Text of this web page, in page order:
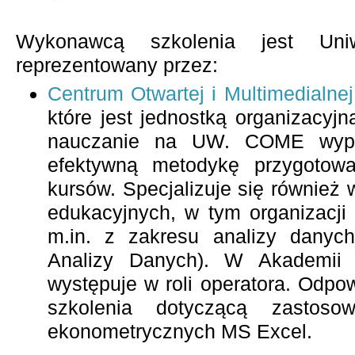
Wykonawcą szkolenia jest
reprezentowany przez:
Centrum Otwartej i
które jest jednostką
nauczanie na UW. COME
efektywną metodykę
kursów. Specjalizuje się również
edukacyjnych, w tym
m.in. z zakresu analizy
Analizy Danych). W Akademii
występuje w roli operatora.
szkolenia dotyczącą
ekonometrycznych MS Excel.